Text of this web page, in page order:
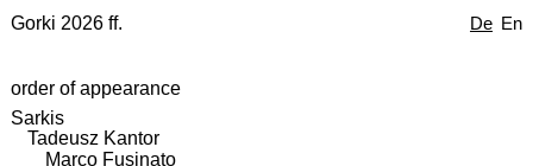
De En
Gorki 2026 ff.
order of appearance
Sarkis
Tadeusz Kantor
Marco Fusinato